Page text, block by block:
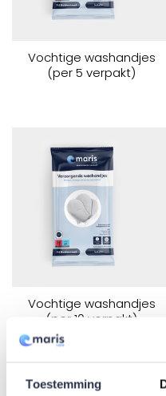
Toestemming
Vochtige washandjes
(per 5 verpakt)
Vochtige washandjes
(per 10 verpakt)